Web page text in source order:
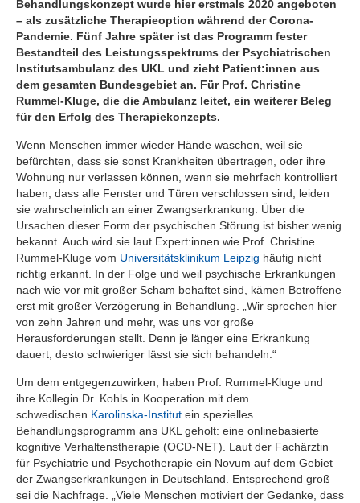
Behandlungskonzept wurde hier erstmals 2020 angeboten
– als zusätzliche Therapieoption während der Corona-
Pandemie. Fünf Jahre später ist das Programm fester
Bestandteil des Leistungsspektrums der Psychiatrischen
Institutsambulanz des UKL und zieht Patient:innen aus
dem gesamten Bundesgebiet an. Für Prof. Christine
Rummel-Kluge, die die Ambulanz leitet, ein weiterer Beleg
für den Erfolg des Therapiekonzepts.
Wenn Menschen immer wieder Hände waschen, weil sie
befürchten, dass sie sonst Krankheiten übertragen, oder ihre
Wohnung nur verlassen können, wenn sie mehrfach kontrolliert
haben, dass alle Fenster und Türen verschlossen sind, leiden
sie wahrscheinlich an einer Zwangserkrankung. Über die
Ursachen dieser Form der psychischen Störung ist bisher wenig
bekannt. Auch wird sie laut Expert:innen wie Prof. Christine
Rummel-Kluge vom Universitätsklinikum Leipzig häufig nicht
richtig erkannt. In der Folge und weil psychische Erkrankungen
nach wie vor mit großer Scham behaftet sind, kämen Betroffene
erst mit großer Verzögerung in Behandlung. „Wir sprechen hier
von zehn Jahren und mehr, was uns vor große
Herausforderungen stellt. Denn je länger eine Erkrankung
dauert, desto schwieriger lässt sie sich behandeln.“
Um dem entgegenzuwirken, haben Prof. Rummel-Kluge und
ihre Kollegin Dr. Kohls in Kooperation mit dem
schwedischen Karolinska-Institut ein spezielles
Behandlungsprogramm ans UKL geholt: eine onlinebasierte
kognitive Verhaltenstherapie (OCD-NET). Laut der Fachärztin
für Psychiatrie und Psychotherapie ein Novum auf dem Gebiet
der Zwangserkrankungen in Deutschland. Entsprechend groß
sei die Nachfrage. „Viele Menschen motiviert der Gedanke, dass